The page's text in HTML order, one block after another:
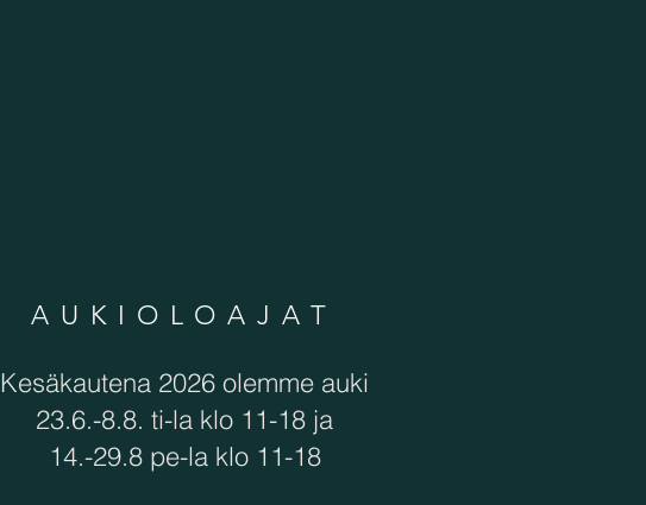
AUKIOLOAJAT
Kesäkautena 2026 olemme auki
23.6.-8.8. ti-la klo 11-18 ja
14.-29.8 pe-la klo 11-18